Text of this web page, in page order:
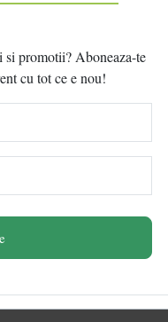
promotii? Aboneaza-te
cu tot ce e nou!